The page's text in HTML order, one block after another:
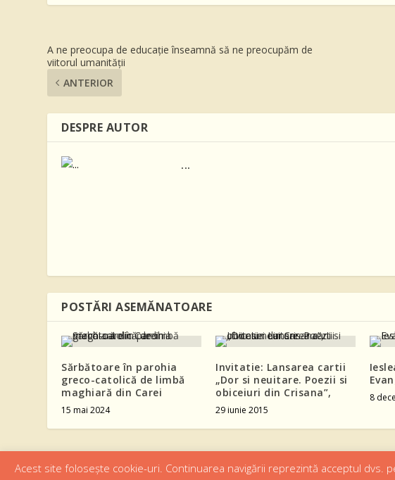
A ne preocupa de educaţie înseamnă să ne preocupăm de
viitorul umanităţii
ANTERIOR
DESPRE AUTOR
...
POSTĂRI ASEMĂNATOARE
Sărbătoare în parohia
greco-catolică de limbă
maghiară din Carei
15 mai 2024
Invitatie: Lansarea cartii
„Dor si neuitare. Poezii si
obiceiuri din Crisana”,
29 iunie 2015
8
Acest site folosește cookie-uri. Continuarea navigării reprezintă acceptul